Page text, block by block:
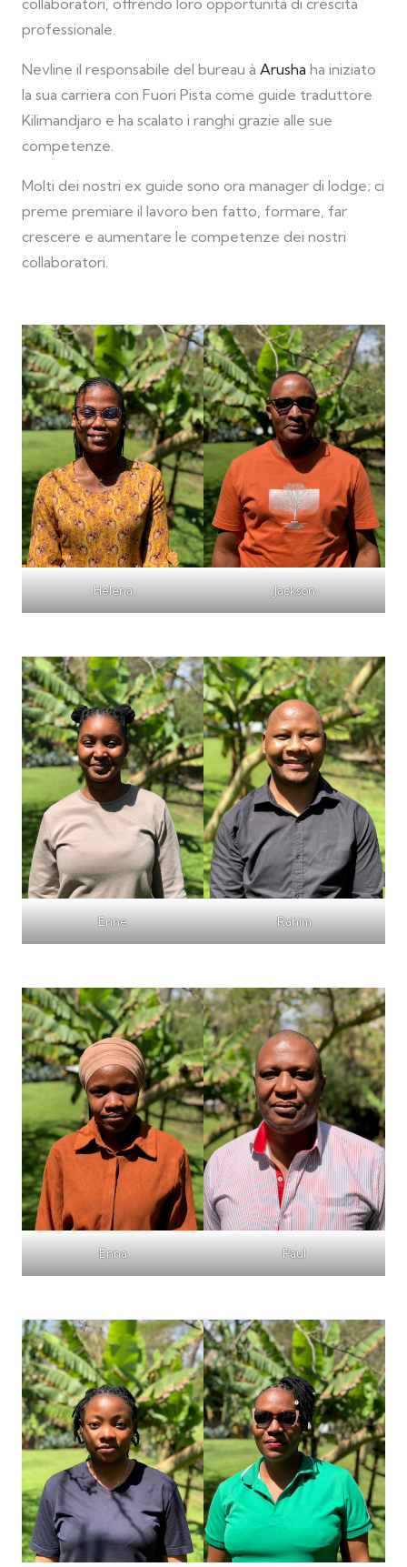
professionale.
Nevline il responsabile del bureau à Arusha ha iniziato
la sua carriera con Fuori Pista come guide traduttore
Kilimandjaro e ha scalato i ranghi grazie alle sue
competenze.
Molti dei nostri ex guide sono ora manager di lodge; ci
preme premiare il lavoro ben fatto, formare, far
crescere e aumentare le competenze dei nostri
collaboratori.
Helena Jackson
Enne Rahim
Enna Paul